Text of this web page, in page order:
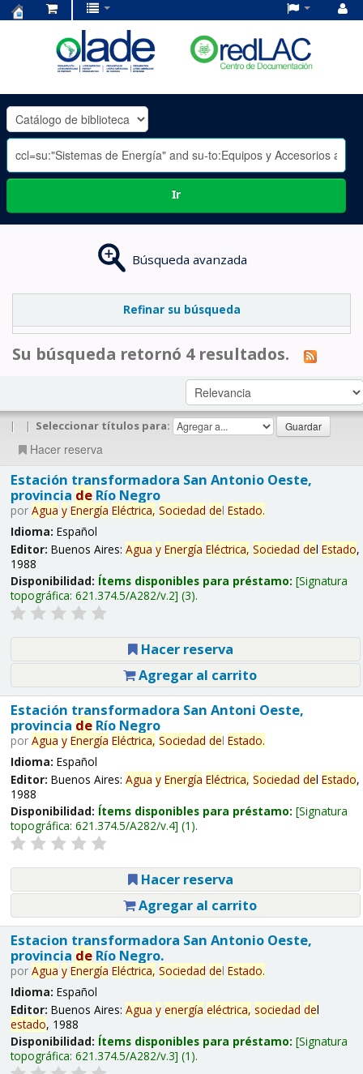
OLADE
-
Ir
Búsqueda avanzada
Refinar su búsqueda
Su búsqueda retornó 4 resultados.
| | Seleccionar títulos para:
Hacer reserva
Estación transformadora San Antonio Oeste,
provincia deRío Negro
por Agua y Energía Eléctrica, Sociedad del Estado.
Idioma: Español
Editor: Buenos Aires: Agua y Energía Eléctrica, Sociedad del Estado,
1988
Disponibilidad: Ítems disponibles para préstamo: Signatura
topográfica: 621.374.5/A282/v.2 (3).
Hacer reserva
Agregar al carrito
Estación transformadora San Antoni Oeste,
provincia deRío Negro
por Agua y Energía Eléctrica, Sociedad del Estado.
Idioma: Español
Editor: Buenos Aires: Agua y Energía Eléctrica, Sociedad del Estado,
1988
Disponibilidad: Ítems disponibles para préstamo: Signatura
topográfica: 621.374.5/A282/v.4 (1).
Hacer reserva
Agregar al carrito
Estacion transformadora San Antonio Oeste,
provincia deRío Negro.
por Agua y Energía Eléctrica, Sociedad del Estado.
Idioma: Español
Editor: Buenos Aires: Agua y energía eléctrica, sociedad del
estado, 1988
Disponibilidad: Ítems disponibles para préstamo: Signatura
topográfica: 621.374.5/A282/v.3 (1).